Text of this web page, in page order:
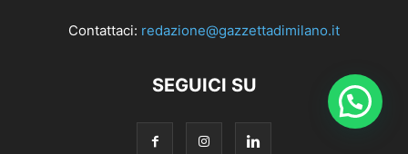
Contattaci: redazione@gazzettadimilano.it
SEGUICI SU